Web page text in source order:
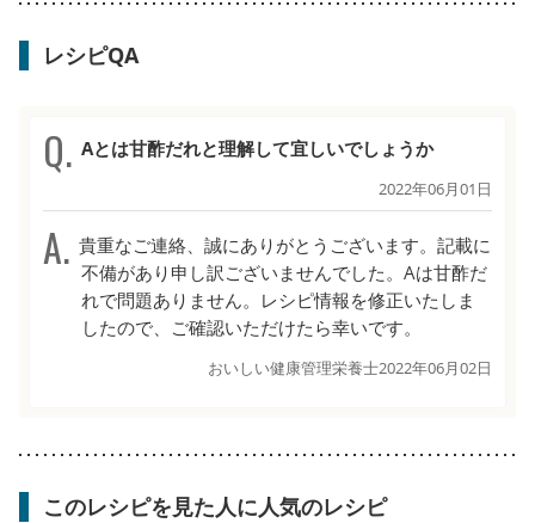
レシピQA
Aとは甘酢だれと理解して宜しいでしょうか
2022年06月01日
貴重なご連絡、誠にありがとうございます。記載に
不備があり申し訳ございませんでした。Aは甘酢だ
れで問題ありません。レシピ情報を修正いたしま
したので、ご確認いただけたら幸いです。
おいしい健康管理栄養士2022年06月02日
このレシピを見た人に人気のレシピ